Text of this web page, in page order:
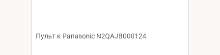
Пульт к Panasonic N2QAJB000124